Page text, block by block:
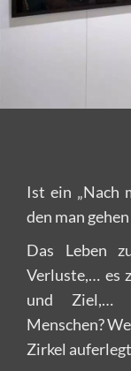
Ist ein „Nach
den man
Das Leben
Verluste,… es
und Ziel,…
Menschen?
Zirkel